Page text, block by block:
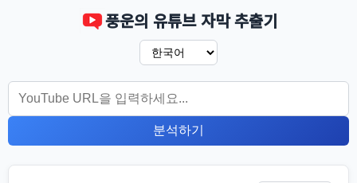
풍운의 유튜브 자막 추출기
분석하기